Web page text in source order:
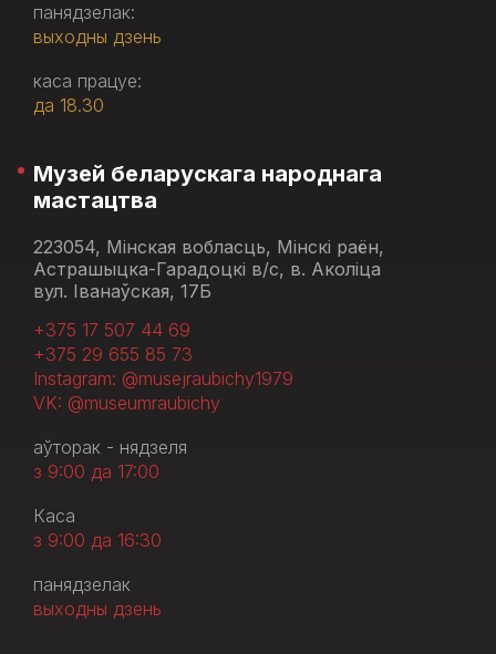
панядзелак:
выходны дзень
каса працуе:
да 18.30
Музей беларускага народнага
мастацтва
223054, Мінская вобласць, Мінскі раён,
Астрашыцка-Гарадоцкі в/с, в. Аколіца
вул. Іванаўская, 17Б
+375 17 507 44 69
+375 29 655 85 73
Instagram: @musejraubichy1979
VK: @museumraubichy
аўторак - нядзеля
з 9:00 да 17:00
Каса
з 9:00 да 16:30
панядзелак
выходны дзень